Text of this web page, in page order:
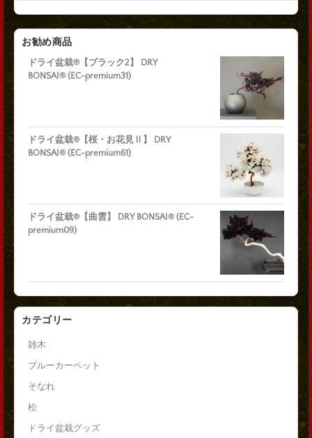
お勧め商品
ドライ盆栽®【ブラック2】 DRY
BONSAI® (EC-premium31)
ドライ盆栽®【桜・お花見Ⅱ】 DRY
BONSAI® (EC-premium61)
ドライ盆栽®【曲雲】 DRY BONSAI® (EC-
premium09)
カテゴリー
雑木
ブルーカーペット
そなれ
松
ドライ盆栽グッズ